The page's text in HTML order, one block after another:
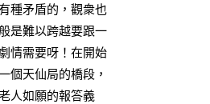
種矛盾的，觀衆也
是難以跨越要跟一
情需要呀！在開始
個天仙局的橋段，
人如願的報答義